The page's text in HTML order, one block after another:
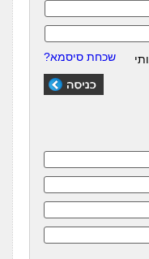
שכחת סיסמא?